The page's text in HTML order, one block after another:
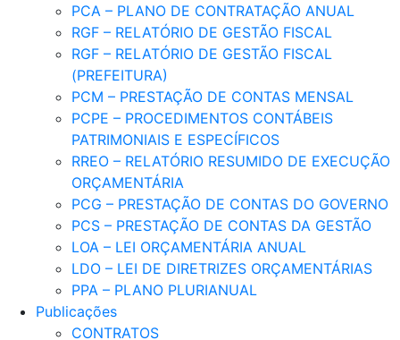
PCA – PLANO DE CONTRATAÇÃO ANUAL
RGF – RELATÓRIO DE GESTÃO FISCAL
RGF – RELATÓRIO DE GESTÃO FISCAL
(PREFEITURA)
PCM – PRESTAÇÃO DE CONTAS MENSAL
PCPE – PROCEDIMENTOS CONTÁBEIS
PATRIMONIAIS E ESPECÍFICOS
RREO – RELATÓRIO RESUMIDO DE EXECUÇÃO
ORÇAMENTÁRIA
PCG – PRESTAÇÃO DE CONTAS DO GOVERNO
PCS – PRESTAÇÃO DE CONTAS DA GESTÃO
LOA – LEI ORÇAMENTÁRIA ANUAL
LDO – LEI DE DIRETRIZES ORÇAMENTÁRIAS
PPA – PLANO PLURIANUAL
Publicações
CONTRATOS